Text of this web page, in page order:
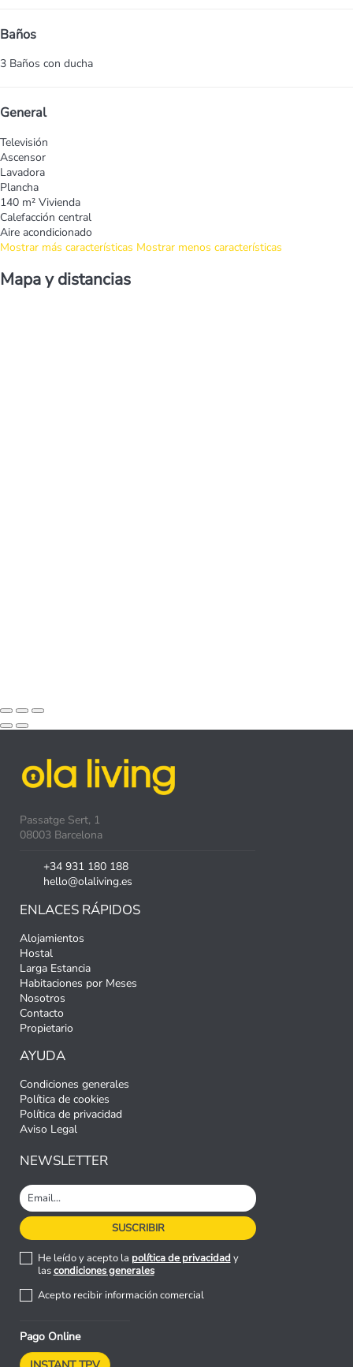
Baños
3 Baños con ducha
General
Televisión
Ascensor
Lavadora
Plancha
140 m² Vivienda
Calefacción central
Aire acondicionado
Mostrar más características Mostrar menos características
Mapa y distancias
Passatge Sert, 1
08003 Barcelona
+34 931 180 188
hello@olaliving.es
ENLACES RÁPIDOS
Alojamientos
Hostal
Larga Estancia
Habitaciones por Meses
Nosotros
Contacto
Propietario
AYUDA
Condiciones generales
Política de cookies
Política de privacidad
Aviso Legal
NEWSLETTER
He leído y acepto la política de privacidady
lascondiciones generales
Acepto recibir información comercial
Pago Online